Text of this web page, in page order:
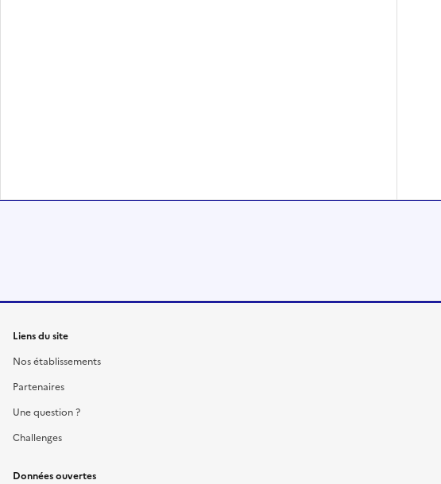
Liens du site
Nos établissements
Partenaires
Une question ?
Challenges
Données ouvertes